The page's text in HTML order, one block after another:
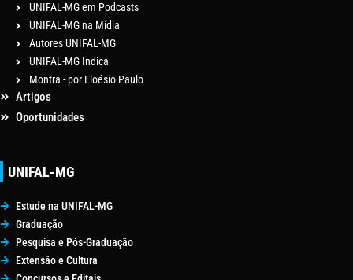
UNIFAL-MG em Podcasts
UNIFAL-MG na Mídia
Autores UNIFAL-MG
UNIFAL-MG Indica
Montra - por Eloésio Paulo
Artigos
Oportunidades
UNIFAL-MG
Estude na UNIFAL-MG
Graduação
Pesquisa e Pós-Graduação
Extensão e Cultura